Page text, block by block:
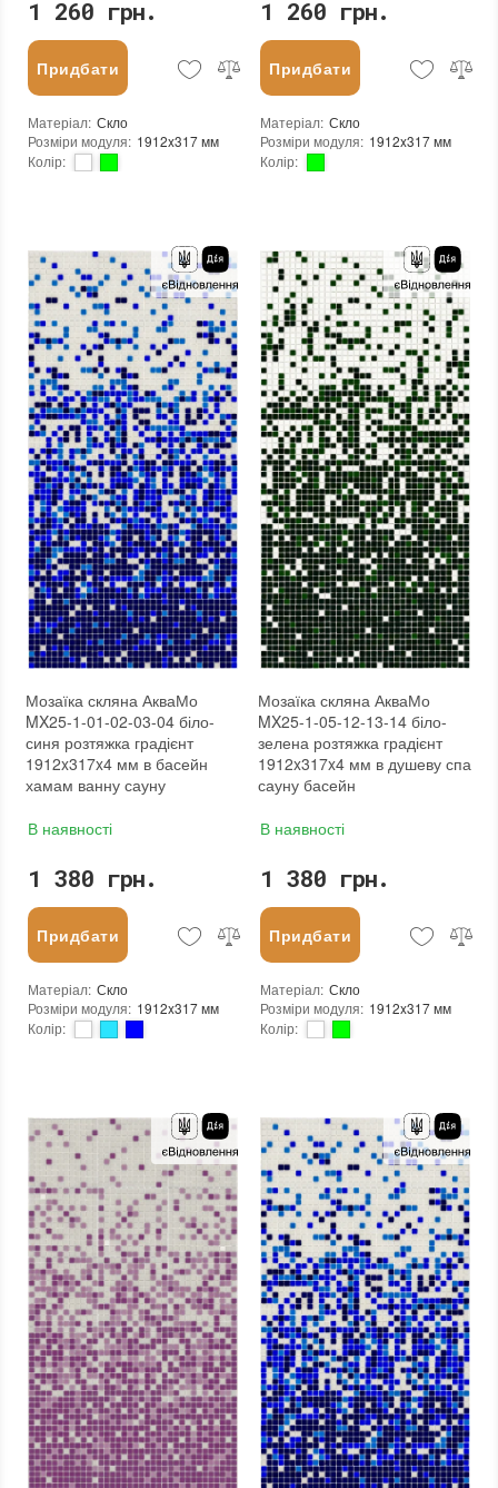
1 260 грн.
Придбати
Матеріал: Скло
Розміри модуля: 1912x317 мм
Колір:
Краї чіпа: Округлі
Форма чіпа : Квадратна
Текстура (особливості):
Градієнт, Мікс, Однобарвна
Вага (брутто)
4.35 кг
Основа
Папір, Сітка
Призначення:
В інтер'єрі, Для лазні, Для басейну, Для ванної кімнати та туалету, Для вітальні, Для душової, Для кухні, Для спальні, Для фартуха, Для фасаду, Для хамама
Кількість модулів у упаковці:
3,333 шт.
Вага модуля: 4,35
Розмір чіпа: 24x24 мм
Товщина чіпа: 4 мм
Площа модуля: 0,6 м²
Країна виробника: Україна
Бренд: AquaMo
Тип поверхні:
Рельєфна, Глянцева, Гладка
: новий
1 260 грн.
Придбати
Матеріал: Скло
Розміри модуля: 1912x317 мм
Колір:
Текстура (особливості):
Градієнт, Мікс, Однобарвна
Вага (брутто): 4.35 кг
Основа:
Папір, Сітка
Призначення:
В інтер'єрі, Для лазні, Для басейну, Для ванної кімнати та туалету, Для вітальні, Для душової, Для кухні, Для спальні, Для фартуха, Для фасаду, Для хамама
Кількість модулів у упаковці:
3,333 шт.
Вага модуля: 4,35
Розмір чіпа: 24x24 мм
Товщина чіпа: 4 мм
Площа модуля: 0,6 м²
Країна виробника: Україна
Бренд: AquaMo
: новий
Мозаїка скляна АкваМо
MX25-1-01-02-03-04 біло-
синя розтяжка градієнт
1912x317x4 мм в басейн
хамам ванну сауну
В наявності
1 380 грн.
Придбати
Матеріал: Скло
Розміри модуля: 1912x317 мм
Колір:
Краї чіпа: Округлі
Форма чіпа
Квадратна
Текстура (особливості):
Градієнт, Мікс, Однобарвна
Вага (брутто): 4.35 кг
Основа : Папір, Сітка
Призначення :
В інтер'єрі, Для лазні, Для басейну, Для ванної кімнати та туалету, Для вітальні, Для душової, Для кухні, Для спальні, Для фартуха, Для фасаду, Для хамама
Кількість модулів у упаковці:
3,333 шт.
Вага модуля: 4,35
Розмір чіпа: 24x24 мм
Товщина чіпа: 4 мм
Площа модуля: 0,6 м²
Країна виробника: Україна
Бренд: AquaMo
Тип поверхні: Глянцева, Гладка
: новий
Мозаїка скляна АкваМо
MX25-1-05-12-13-14 біло-
зелена розтяжка градієнт
1912x317x4 мм в душеву спа
сауну басейн
В наявності
1 380 грн.
Придбати
Матеріал: Скло
Розміри модуля: 1912x317 мм
Колір:
Краї чіпа: Округлі
Форма чіпа : Квадратна
Текстура (особливості):
Градієнт, Мікс, Однобарвна
Вага (брутто)
4.35 кг
Основа
Папір, Сітка
Призначення:
В інтер'єрі, Для лазні, Для басейну, Для ванної кімнати та туалету, Для вітальні, Для душової, Для кухні, Для спальні, Для фартуха, Для фасаду, Для хамама
Кількість модулів у упаковці:
3,333 шт.
Вага модуля: 4,35
Розмір чіпа: 24x24 мм
Товщина чіпа: 4 мм
Площа модуля: 0,6 м²
Країна виробника: Україна
Бренд: AquaMo
Тип поверхні: Глянцева, Гладка
: новий